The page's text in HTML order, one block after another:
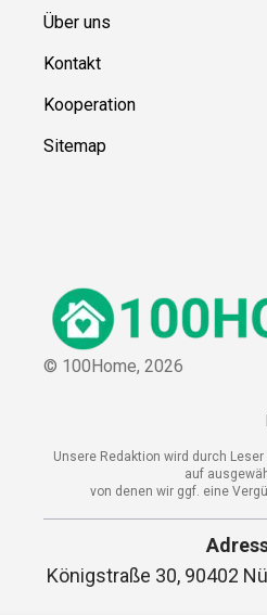
Über uns
Kontakt
Kooperation
Sitemap
© 100Home, 2026
Unsere Redaktion wird durch
auf
von denen wir ggf. eine
Königstraße 30, 90402